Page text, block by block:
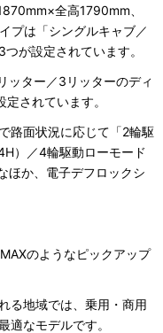
全高1790mm、
プは「シングルキャブ／
が設定されています。
ター／3リッターのディ
されています。
路面状況に応じて「2輪駆
）／4輪駆動ローモード
ほか、電子デフロックシ
のようなピックアップ
る地域では、乗用・商用
適なモデルです。